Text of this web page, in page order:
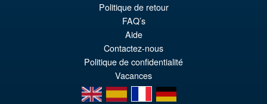
PRÉ COMMANDE
Politique de retour
FAQ’s
Aide
Contactez-nous
Politique de confidentialité
Vacances
en
es fr de